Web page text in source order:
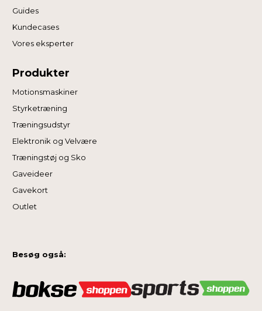
Guides
Kundecases
Vores eksperter
Produkter
Motionsmaskiner
Styrketræning
Træningsudstyr
Elektronik og Velvære
Træningstøj og Sko
Gaveideer
Gavekort
Outlet
Besøg også: